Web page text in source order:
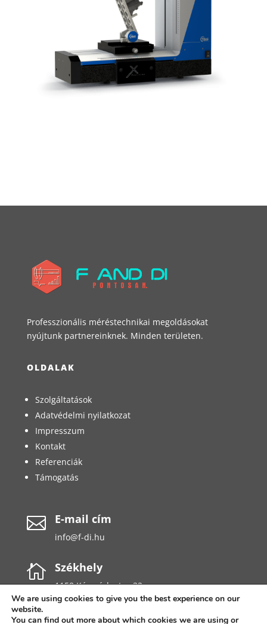
Professzionális méréstechnikai megoldásokat
nyújtunk partnereinknek. Minden területen.
OLDALAK
Szolgáltatások
Adatvédelmi nyilatkozat
Impresszum
Kontakt
Referenciák
Támogatás
 E-mail cím
info@f-di.hu
 Székhely
1158 Késmárk utca 32.
We are using cookies to give you the best experience on our
website.
You can find out more about which cookies we are using or